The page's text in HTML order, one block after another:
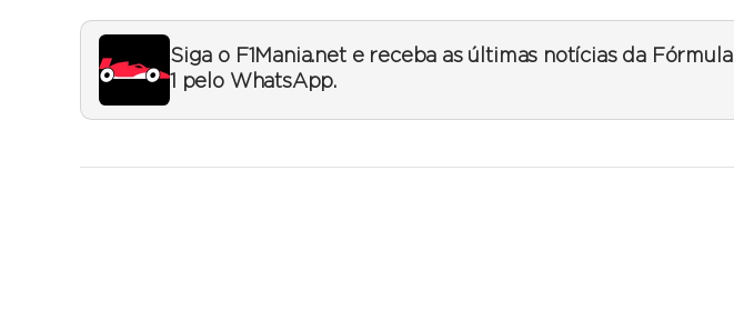
Siga o F1Mania.net e receba as últimas notícias da Fórmula
1 pelo WhatsApp.